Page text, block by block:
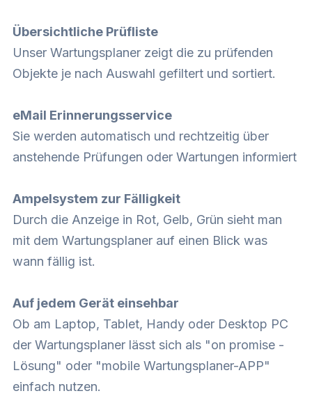
Übersichtliche Prüfliste
Unser Wartungsplaner zeigt die zu prüfenden
Objekte je nach Auswahl gefiltert und sortiert.
eMail Erinnerungsservice
Sie werden automatisch und rechtzeitig über
anstehende Prüfungen oder Wartungen informiert
Ampelsystem zur Fälligkeit
Durch die Anzeige in Rot, Gelb, Grün sieht man
mit dem Wartungsplaner auf einen Blick was
wann fällig ist.
Auf jedem Gerät einsehbar
Ob am Laptop, Tablet, Handy oder Desktop PC
der Wartungsplaner lässt sich als "on promise -
Lösung" oder "mobile Wartungsplaner-APP"
einfach nutzen.